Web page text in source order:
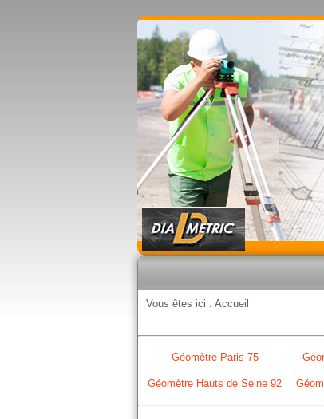
Vous êtes ici : Accueil
Géomètre Paris 75
Géomètre Hauts de Seine 92